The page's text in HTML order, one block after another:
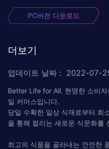
PC버전 다운로드
더보기
업데이트 날짜 : 2022-07-
Better Life for All. 현명한 소비
일 커머스입니다.
당일 수확한 일상 식재료부터 희
을 통해 컬리는 새로운 식문화를
최고의 식품을 골라내는 깐깐한